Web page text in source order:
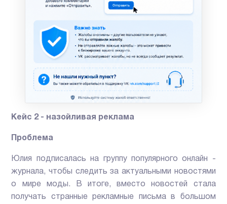
Кейс 2 - назойливая реклама
Проблема
Юлия подписалась на группу популярного онлайн -
журнала, чтобы следить за актуальными новостями
о мире моды. В итоге, вместо новостей стала
получать странные рекламные письма в большом